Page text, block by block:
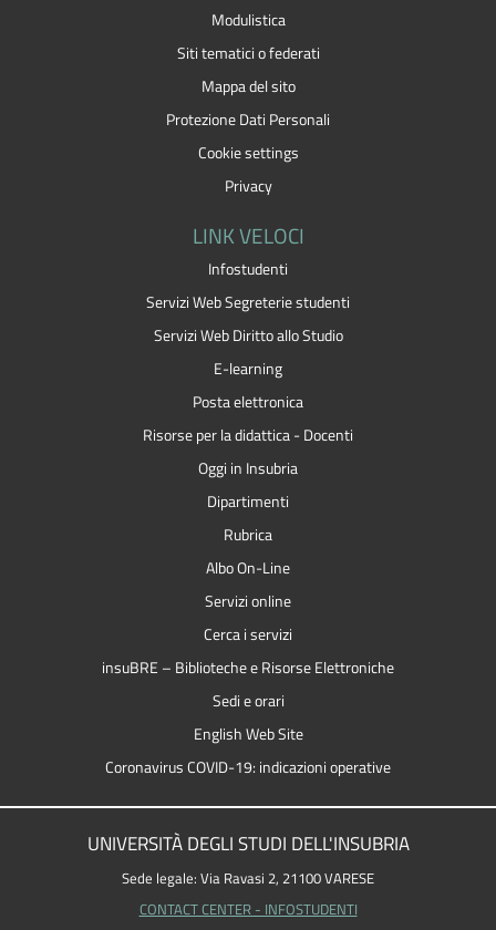
Modulistica
Siti tematici o federati
Mappa del sito
Protezione Dati Personali
Cookie settings
Privacy
LINK VELOCI
Infostudenti
Servizi Web Segreterie studenti
Servizi Web Diritto allo Studio
E-learning
Posta elettronica
Risorse per la didattica - Docenti
Oggi in Insubria
Dipartimenti
Rubrica
Albo On-Line
Servizi online
Cerca i servizi
insuBRE – Biblioteche e Risorse Elettroniche
Sedi e orari
English Web Site
Coronavirus COVID-19: indicazioni operative
UNIVERSITÀ DEGLI STUDI DELL'INSUBRIA
Sede legale: Via Ravasi 2, 21100 VARESE
CONTACT CENTER - INFOSTUDENTI